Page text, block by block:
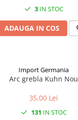
3IN STOC
ADAUGA IN COS
Import Germania
Arc grebla Kuhn Nou
35,00 Lei
131 IN STOC